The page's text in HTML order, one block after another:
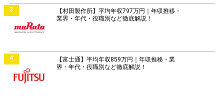
3
【村田製作所】平均年収797万円｜年収推移・
業界・年代・役職別など徹底解説！
4
【富士通】平均年収859万円｜年収推移・業
界・年代・役職別など徹底解説！